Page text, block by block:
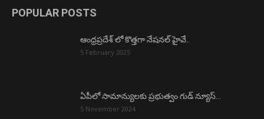
POPULAR POSTS
ఆంధ్రప్రదేశ్ లో కొత్తగా నేషనల్ హైవే..
5 February 2025
ఏపీలో సామాన్యులకు ప్రభుత్వం గుడ్ న్యూస్…
5 November 2024